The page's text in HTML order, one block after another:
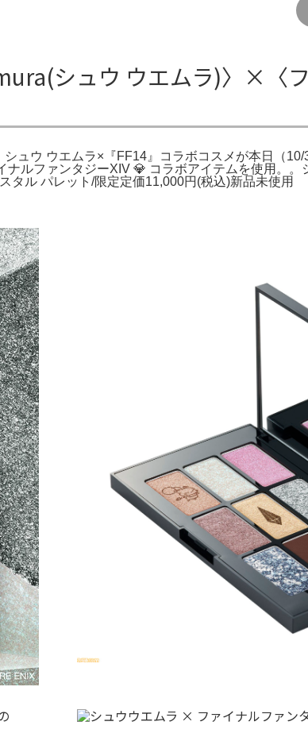
シュウ ウエムラ)〉×〈
ュウ ウエムラ×『FF14』コラボコスメが本日（
ルファンタジーXIV 💎 コラボアイテムを使用。
タル パレット/限定定価11,000円(税込)新品未使用